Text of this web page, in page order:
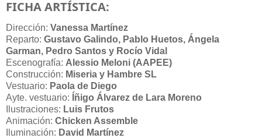
FICHA ARTÍSTICA:
Dirección: Vanessa Martínez
Reparto: Gustavo Galindo, Pablo Huetos, Ángela
Garman, Pedro Santos y Rocío Vidal
Escenografía: Alessio Meloni (AAPEE)
Construcción: Miseria y Hambre SL
Vestuario: Paola de Diego
Ayte. vestuario: Íñigo Álvarez de Lara Moreno
Ilustraciones: Luis Frutos
Animación: Chicken Assemble
Iluminación: David Martínez